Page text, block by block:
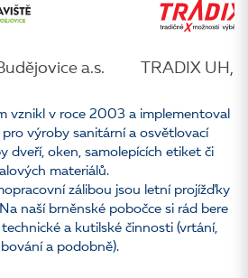
TRADIX UH, a. s. ADOZ,
vznikl v roce 2003 a implementoval
pro výroby sanitární a osvětlovací
dveří, oken, samolepících etiket či
materiálů.
zálibou jsou letní projížďky
naší brněnské pobočce si rád bere
a kutilské činnosti (vrtání,
a podobně).